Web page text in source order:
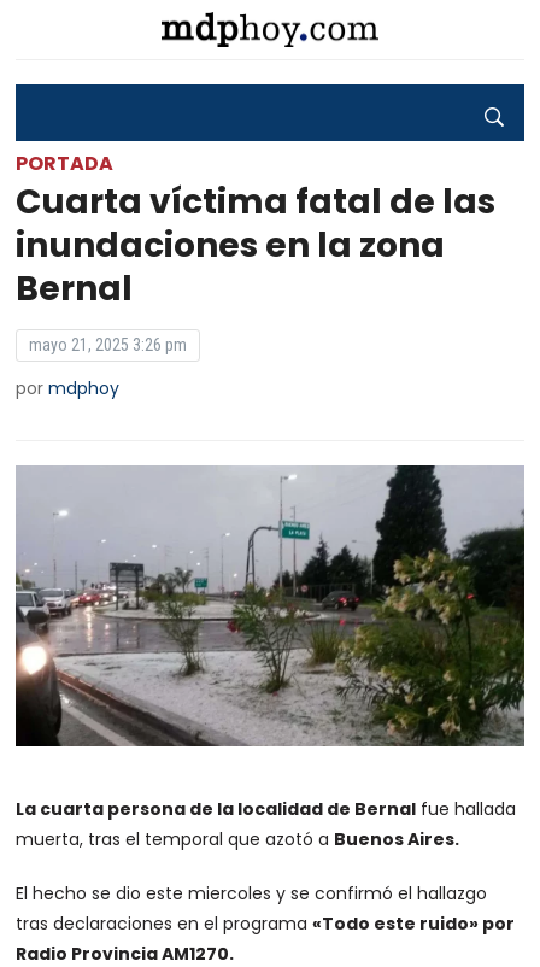
PORTADA
Cuarta víctima fatal de las
inundaciones en la zona
Bernal
mayo 21, 2025 3:26 pm
pormdphoy
La cuarta persona de la localidad de Bernal fue hallada
muerta, tras el temporal que azotó a Buenos Aires.
El hecho se dio este miercoles y se confirmó el hallazgo
tras declaraciones en el programa«Todo este ruido» por
Radio Provincia AM1270.